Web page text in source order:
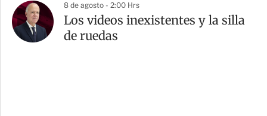
8 de agosto - 2:00 Hrs
Los videos inexistentes y la silla
de ruedas